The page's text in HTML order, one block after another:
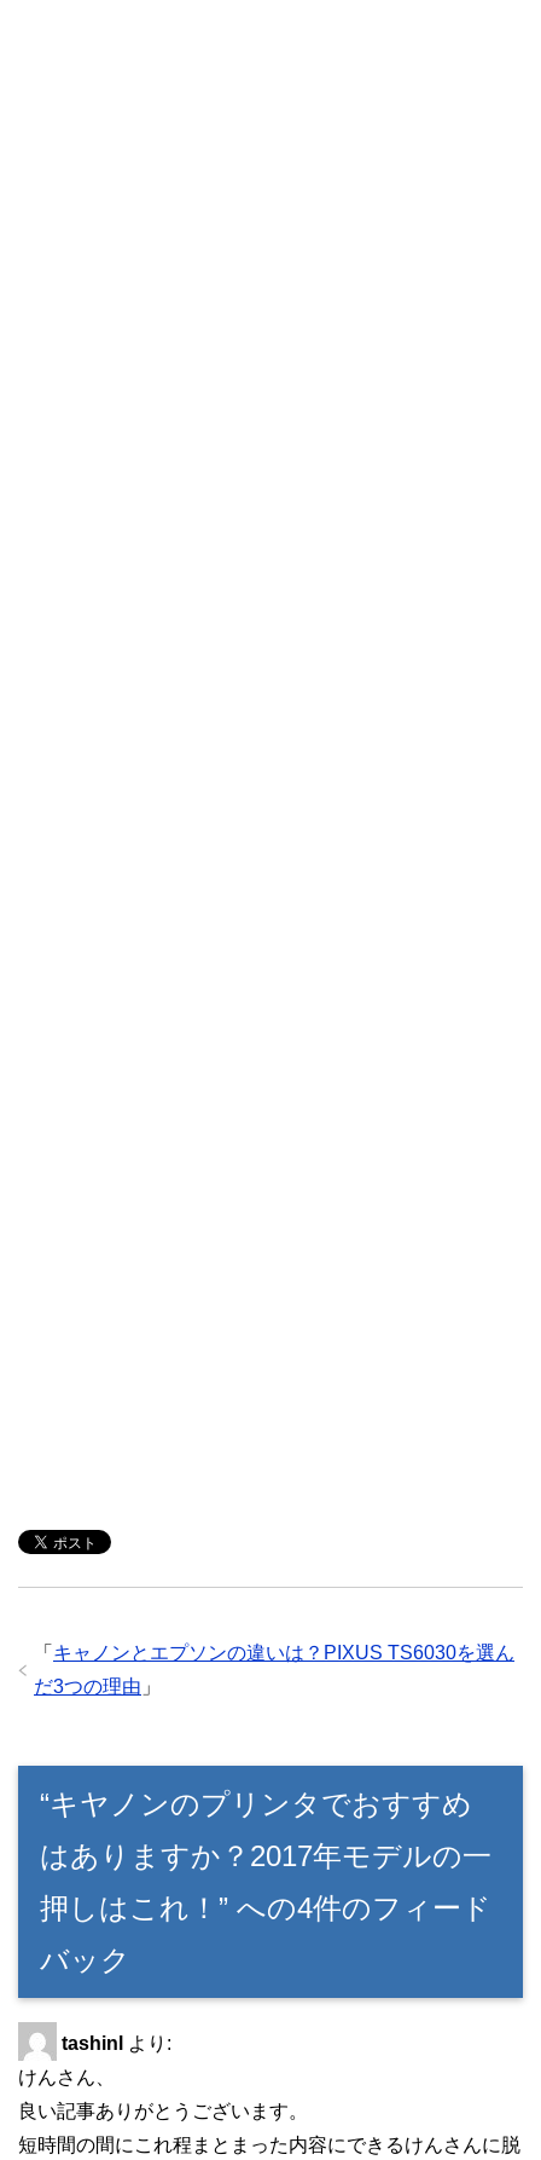
「 キャノンとエプソンの違いは？PIXUS TS6030を選ん
だ3つの理由 」
“キヤノンのプリンタでおすすめ
はありますか？2017年モデルの一
押しはこれ！” への4件のフィード
バック
tashinl
より:
けんさん、
良い記事ありがとうございます。
短時間の間にこれ程まとまった内容にできるけんさんに脱